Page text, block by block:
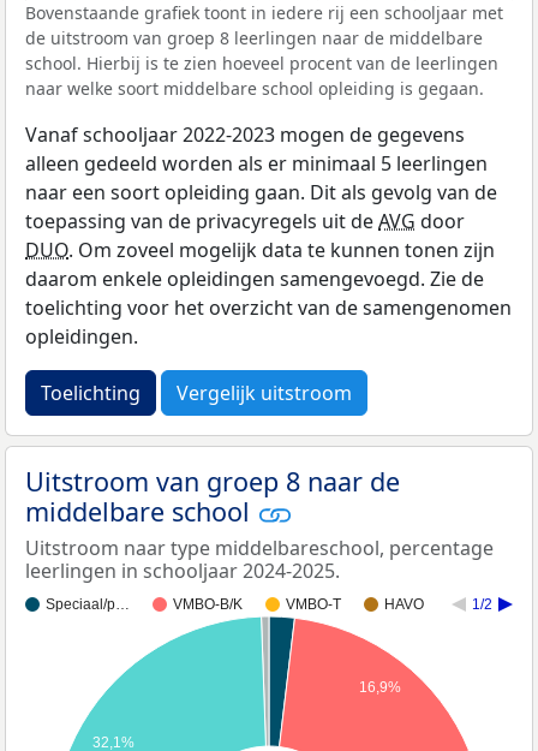
Bovenstaande grafiek toont in iedere rij een schooljaar met
de uitstroom van groep 8 leerlingen naar de middelbare
school. Hierbij is te zien hoeveel procent van de leerlingen
naar welke soort middelbare school opleiding is gegaan.
Vanaf schooljaar 2022-2023 mogen de gegevens
alleen gedeeld worden als er minimaal 5 leerlingen
naar een soort opleiding gaan. Dit als gevolg van de
toepassing van de privacyregels uit deAVG door
DUO. Om zoveel mogelijk data te kunnen tonen zijn
daarom enkele opleidingen samengevoegd. Zie de
toelichting voor het overzicht van de samengenomen
opleidingen.
Toelichting Vergelijk uitstroom
Uitstroom van groep 8 naar de
middelbare school
Uitstroom naar type middelbareschool, percentage
leerlingen in schooljaar 2024-2025.
Speciaal/p… VMBO-B/K VMBO-T HAVO 1/2
16,9%
32,1%